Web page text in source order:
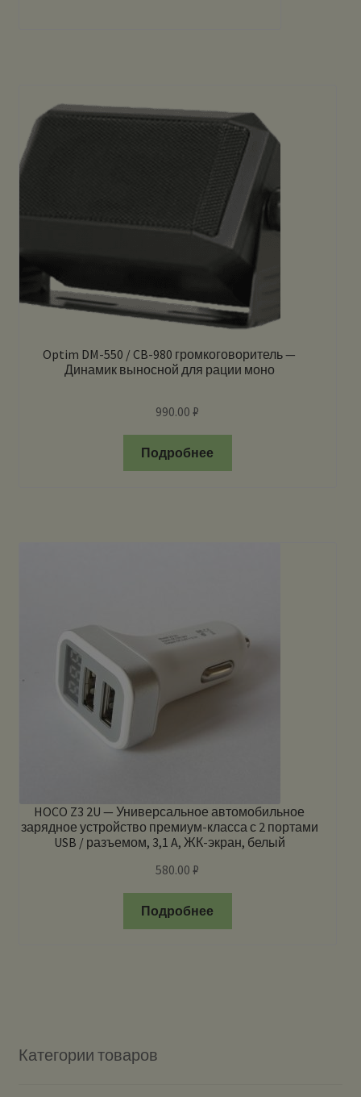
Optim DM-550 / CB-980 громкоговоритель —
Динамик выносной для рации моно
990.00₽
Подробнее
HOCO Z3 2U — Универсальное автомобильное
зарядное устройство премиум-класса с 2 портами
USB / разъемом, 3,1 A, ЖК-экран, белый
580.00₽
Подробнее
Категории товаров